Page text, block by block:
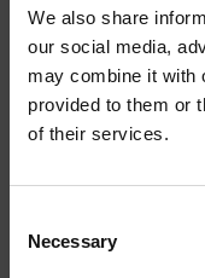
We also share
our social media,
may combine it with
provided to them or
of their services.
Selection
Necessary
disgusto.aspx
via%3Dihub a cura di
ISCRIVITI
Resta aggiornato